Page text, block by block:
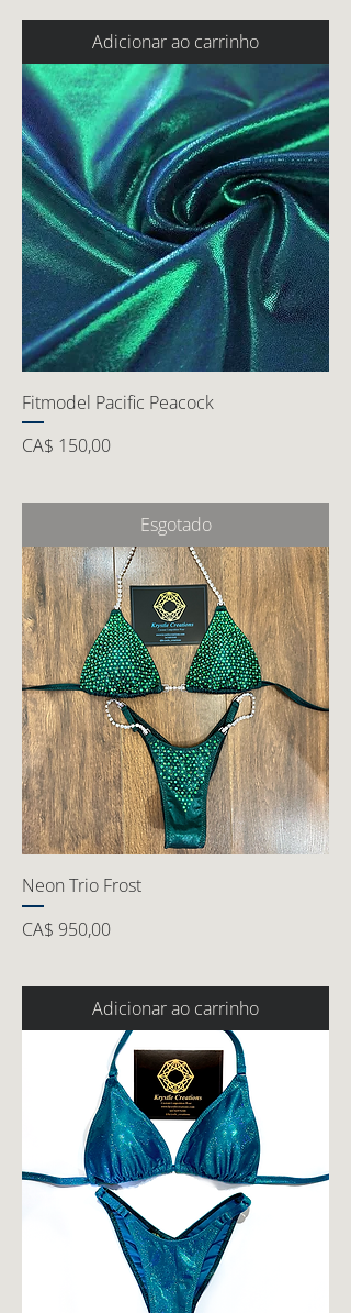
Adicionar ao carrinho
Fitmodel Pacific Peacock
Preço
CA$ 150,00
Esgotado
Neon Trio Frost
Preço
CA$ 950,00
Adicionar ao carrinho